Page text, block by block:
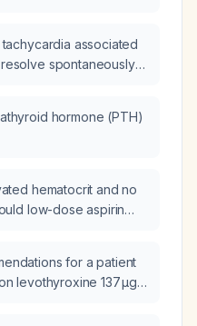
associated
spontaneously
hormone (PTH)
hematocrit and no
low-dose aspirin
for a patient
levothyroxine 137 µg